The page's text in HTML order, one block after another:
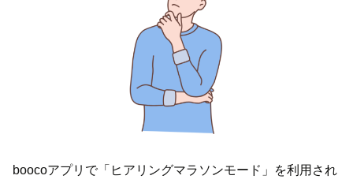
boocoアプリで「ヒアリングマラソンモード」を利用され